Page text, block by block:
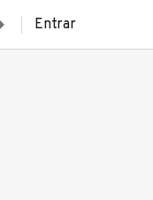
Entrar